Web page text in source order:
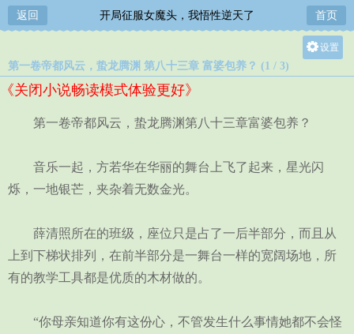
返回 开局征服女魔头，我悟性逆天了 首页
设置
第一卷帝都风云，蛰龙腾渊 第八十三章 富婆包养？ (1 / 3)
《关闭小说畅读模式体验更好》
第一卷帝都风云，蛰龙腾渊第八十三章富婆包养？
音乐一起，方若华在华丽的舞台上飞了起来，星光闪
烁，一地银芒，夹杂着无数金光。
薛清照所在的班级，座位只是占了一后半部分，而且从
上到下梯状排列，在前半部分是一舞台一样的宽阔场地，所
有的教学工具都是优质的木材做的。
“你母亲知道你有这份心，不管发生什么事情她都不会怪